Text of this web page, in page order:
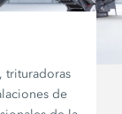
trituradoras
de